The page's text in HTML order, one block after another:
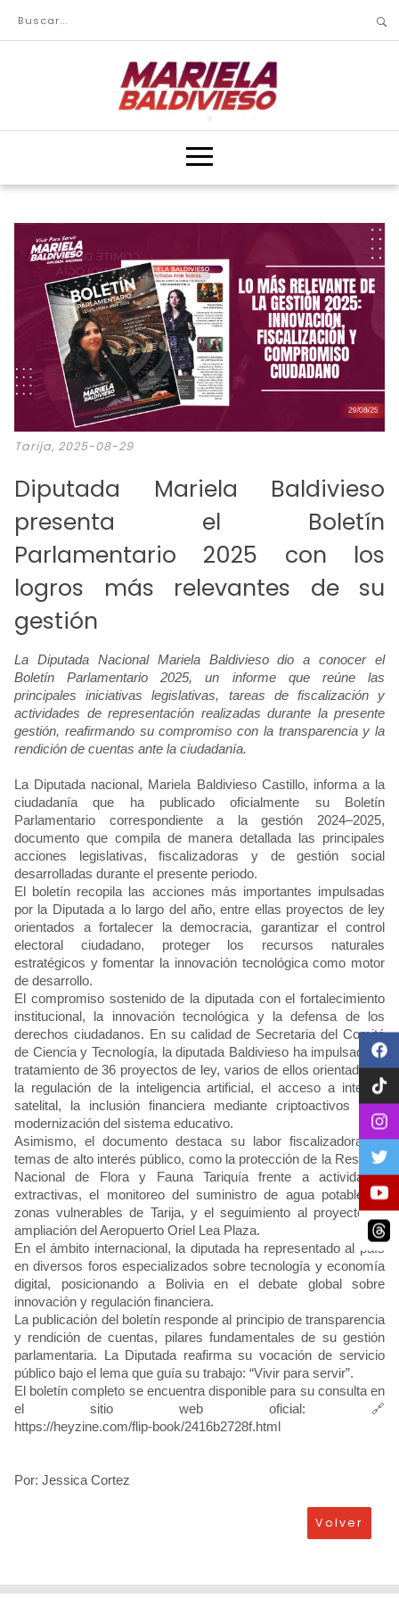
Tarija, 2025-08-29
Diputada Mariela Baldivieso
presenta el Boletín
Parlamentario 2025 con los
logros más relevantes de su
gestión
La Diputada Nacional Mariela Baldivieso dio a conocer el
Boletín Parlamentario 2025, un informe que reúne las
principales iniciativas legislativas, tareas de fiscalización y
actividades de representación realizadas durante la presente
gestión, reafirmando su compromiso con la transparencia y la
rendición de cuentas ante la ciudadanía.
La Diputada nacional, Mariela Baldivieso Castillo, informa a la
ciudadanía que ha publicado oficialmente su Boletín
Parlamentario
correspondiente a la gestión 2024–2025,
documento que compila de manera detallada las principales
acciones legislativas, fiscalizadoras y de gestión social
desarrolladas durante el presente periodo.
El boletín recopila las acciones más importantes impulsadas
por la Diputada a lo largo del año, entre ellas proyectos de ley
orientados a fortalecer la democracia, garantizar el control
electoral ciudadano, proteger los recursos naturales
estratégicos y fomentar la innovación tecnológica como motor
de desarrollo.
El compromiso sostenido de la diputada con el fortalecimiento
institucional, la innovación tecnológica y la defensa de los
derechos ciudadanos. En su calidad de Secretaria del Comité
de Ciencia y Tecnología, la diputada Baldivieso ha impulsado el
tratamiento de 36 proyectos de ley, varios de ellos orientados a
la regulación de la inteligencia artificial, el acceso a internet
satelital, la inclusión financiera mediante criptoactivos y la
modernización del sistema educativo.
Asimismo, el documento destaca su labor fiscalizadora en
temas de alto interés público, como la protección de la Reserva
Nacional de Flora y Fauna Tariquía frente a actividades
extractivas, el monitoreo del suministro de agua potable en
zonas vulnerables de Tarija, y el seguimiento al proyecto de
ampliación del Aeropuerto Oriel Lea Plaza.
En el ámbito internacional, la diputada ha representado al país
en diversos foros especializados sobre tecnología y economía
digital, posicionando a Bolivia en el debate global sobre
innovación y regulación financiera.
La publicación del boletín responde al principio de transparencia
y rendición de cuentas, pilares fundamentales de su gestión
parlamentaria. La Diputada reafirma su vocación de servicio
público bajo el lema que guía su trabajo: “Vivir para servir”.
El boletín completo se encuentra disponible para su consulta en
el sitio web oficial: 🔗
https://heyzine.com/flip-book/2416b2728f.html
Por: Jessica Cortez
Volver